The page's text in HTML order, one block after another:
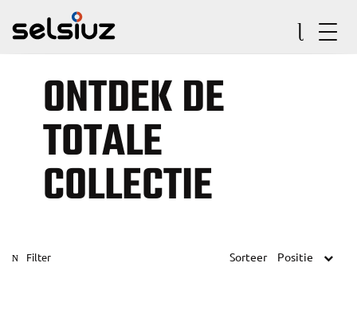
ONTDEK DE
TOTALE
COLLECTIE
Filter Sorteer Positie